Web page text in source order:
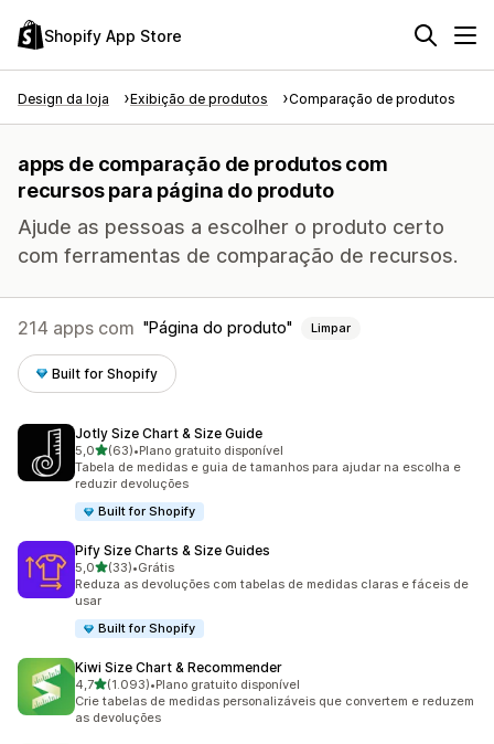
Shopify App Store
Design da loja Exibição de produtos Comparação de produtos
apps de comparação de produtos com
recursos para página do produto
Ajude as pessoas a escolher o produto certo
com ferramentas de comparação de recursos.
214 apps com Página do produto Limpar
Built for Shopify
Jotly Size Chart & Size Guide
5,0de 5 estrelas
(63)
63 avaliações ao todo
•Plano gratuito disponível
Tabela de medidas e guia de tamanhos para ajudar na escolha e
reduzir devoluções
Built for Shopify
Pify Size Charts & Size Guides
5,0de 5 estrelas
(33)
33 avaliações ao todo
•Grátis
Reduza as devoluções com tabelas de medidas claras e fáceis de
usar
Built for Shopify
Kiwi Size Chart & Recommender
4,7de 5 estrelas
(1.093)
1093 avaliações ao todo
•Plano gratuito disponível
Crie tabelas de medidas personalizáveis que convertem e reduzem
as devoluções